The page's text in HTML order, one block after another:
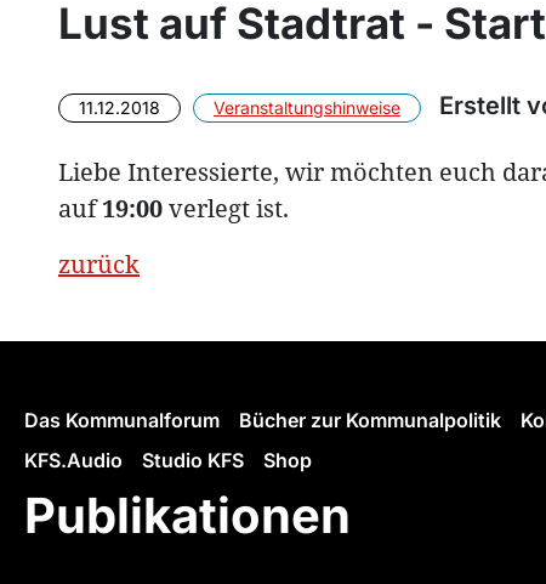
Lust auf Stadtrat -
11.12.2018 Veranstaltungshinweise Erstellt
Liebe Interessierte, wir möchten euch
auf19:00verlegt ist.
zurück
Das Kommunalforum Bücher zur Kommunalpolitik
KFS.Audio
Studio KFS Shop
Publikationen